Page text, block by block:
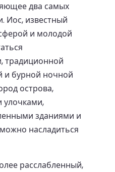
два самых
Иос, известный
и молодой
традиционной
и бурной ночной
острова,
улочками,
зданиями и
насладиться
расслабленный,